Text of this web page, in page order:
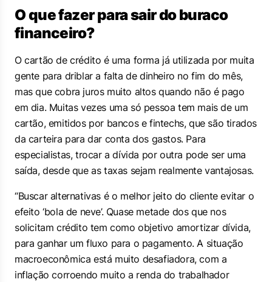
O que fazer para sair do buraco
financeiro?
O cartão de crédito é uma forma já utilizada por muita
gente para driblar a falta de dinheiro no fim do mês,
mas que cobra juros muito altos quando não é pago
em dia. Muitas vezes uma só pessoa tem mais de um
cartão, emitidos por bancos e fintechs, que são tirados
da carteira para dar conta dos gastos. Para
especialistas, trocar a dívida por outra pode ser uma
saída, desde que as taxas sejam realmente vantajosas.
“Buscar alternativas é o melhor jeito do cliente evitar o
efeito ‘bola de neve’. Quase metade dos que nos
solicitam crédito tem como objetivo amortizar dívida,
para ganhar um fluxo para o pagamento. A situação
macroeconômica está muito desafiadora, com a
inflação corroendo muito a renda do trabalhador